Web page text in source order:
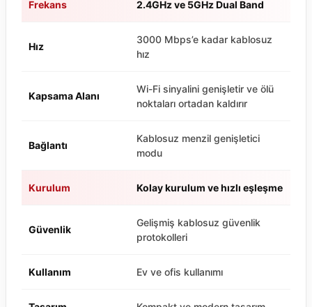
Frekans 2.4GHz ve 5GHz Dual Band
Hız
3000 Mbps’e kadar kablosuz
hız
Kapsama Alanı
Wi-Fi sinyalini genişletir ve ölü
noktaları ortadan kaldırır
Bağlantı
Kablosuz menzil genişletici
modu
Kurulum Kolay kurulum ve hızlı eşleşme
Güvenlik
Gelişmiş kablosuz güvenlik
protokolleri
Kullanım Ev ve ofis kullanımı